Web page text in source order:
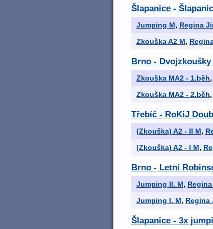
Šlapanice -
Jumping M, Regina
Zkouška A2 M,
Brno -
Zkouška MA2 - 1.běh,
Zkouška MA2 - 2.běh,
Třebíč - RoKiJ
(Zkouška) A2 - II M,
(Zkouška) A2 - I M,
Brno - Letní
Jumping II. M,
Jumping I. M, Regina
Šlapanice - 3x